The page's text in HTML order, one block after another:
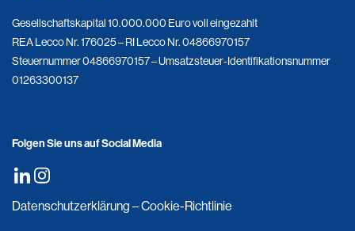
Gesellschaftskapital 10.000.000 Euro voll eingezahlt
REA Lecco Nr. 176025 – RI Lecco Nr. 04866970157
Steuernummer 04866970157 – Umsatzsteuer-Identifikationsnummer
01263300137
Folgen Sie uns auf Social Media
Datenschutzerklärung –Cookie-Richtlinie